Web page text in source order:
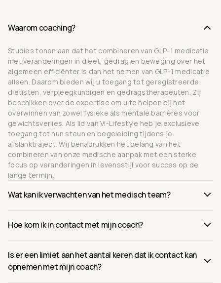
Waarom coaching?
Studies tonen aan dat het combineren van GLP-1 medicatie
met veranderingen in dieet, gedrag en beweging over het
algemeen efficiënter is dan het nemen van GLP-1 medicatie
alleen. Daarom bieden wij u toegang tot geregistreerde
diëtisten, verpleegkundigen en gedragstherapeuten. Zij
beschikken over de expertise om u te helpen bij het
overwinnen van zowel fysieke als mentale barrières voor
gewichtsverlies. Als lid van Vi-Lifestyle heb je exclusieve
toegang tot hun steun en begeleiding tijdens je
afslanktraject. Wij benadrukken het belang van het
combineren van onze medische aanpak met een sterke
focus op veranderingen in levensstijl voor succes op de
lange termijn.
Wat kan ik verwachten van het medisch team?
Hoe kom ik in contact met mijn coach?
Is er een limiet aan het aantal keren dat ik contact kan
opnemen met mijn coach?